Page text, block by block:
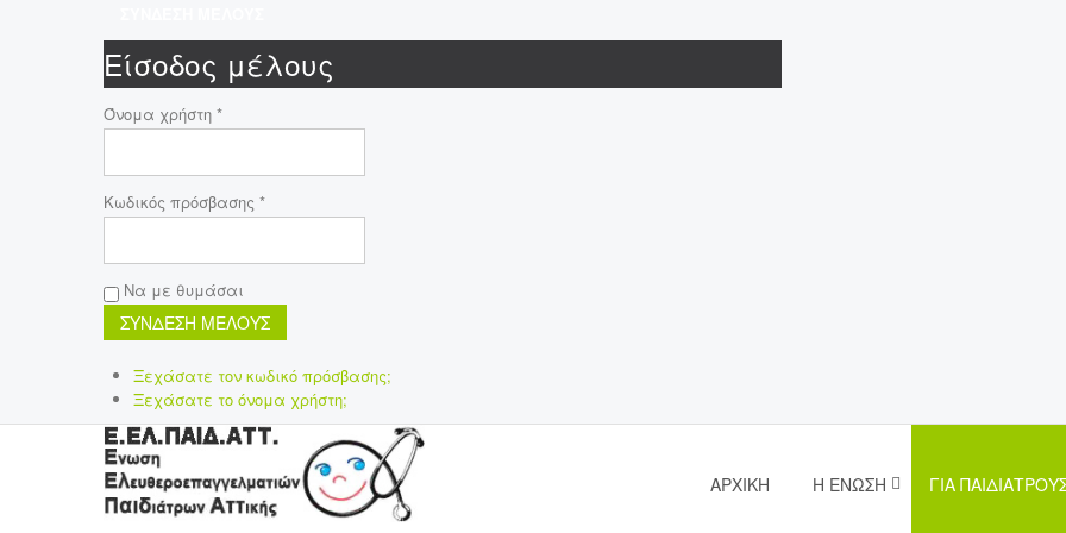
Είσοδος μέλους
Όνομα χρήστη *
Κωδικός πρόσβασης *
Να με θυμάσαι
Ξεχάσατε τον κωδικό πρόσβασης;
Ξεχάσατε το όνομα χρήστη;
ΑΡΧΙΚΉ Η ΈΝΩΣΗ ΓΙΑ